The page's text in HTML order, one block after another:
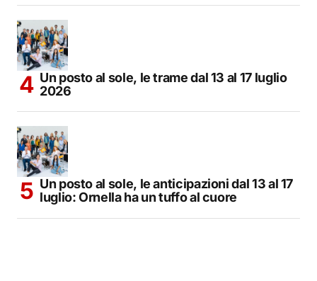
Un posto al sole, le trame dal 13 al 17 luglio
2026
Un posto al sole, le anticipazioni dal 13 al 17
luglio: Ornella ha un tuffo al cuore